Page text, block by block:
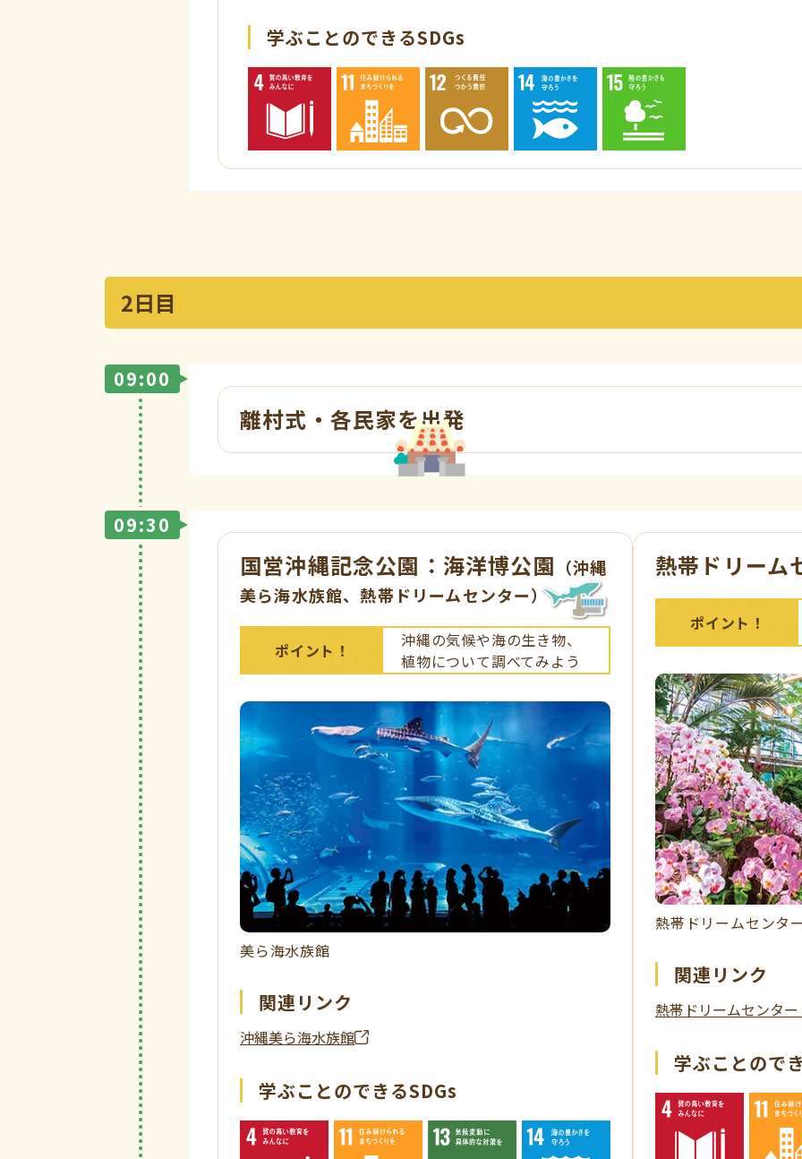
学ぶことのできるSDGs
2日目
09:00
離村式・各民家を出発
09:30
国営沖縄記念公園：海洋博公園 （沖縄
美ら海水族館、熱帯ドリームセンター）
ポイント！
沖縄の気候や海の生き物、
植物について調べてみよう
美ら海水族館
関連リンク
沖縄美ら海水族館
学ぶことのできるSDGs
熱帯ドリーム
ポイント！
熱帯ドリームセンタ
関連リンク
熱帯ドリームセンタ
学ぶことので